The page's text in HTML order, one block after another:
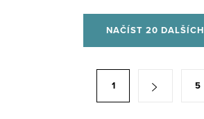
NAČÍST 20 DALŠÍCH
1 5